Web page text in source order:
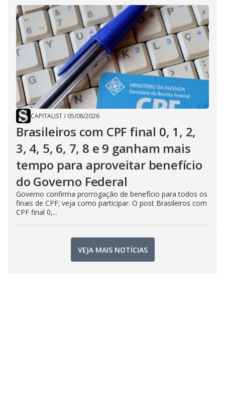
CAPITALIST/ 05/08/2026
Brasileiros com CPF final 0, 1, 2,
3, 4, 5, 6, 7, 8 e 9 ganham mais
tempo para aproveitar benefício
do Governo Federal
Governo confirma prorrogação de benefício para todos os
finais de CPF; veja como participar. O post Brasileiros com
CPF final 0,...
VEJA MAIS NOTÍCIAS